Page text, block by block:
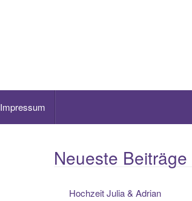
Impressum
Neueste Beiträge
Hochzeit Julia & Adrian